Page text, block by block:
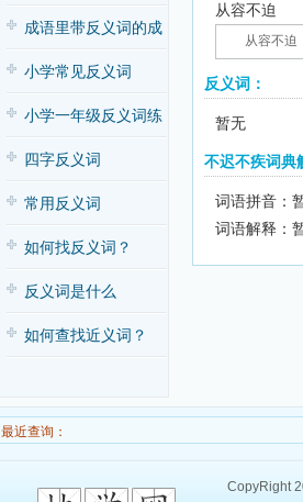
子歌
成语里带反义词的成
语
小学常见反义词
小学一年级反义词练
习
四字反义词
常用反义词
如何找反义词？
反义词是什么
如何查找近义词？
从容不迫
从容不迫
反义词：
暂无
不迟不疾词典
词语拼音：
词语解释：
最近查询：
CopyRight